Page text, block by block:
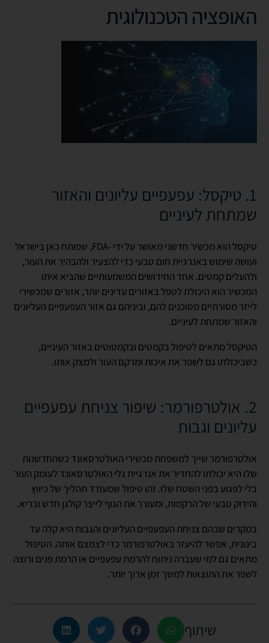
האופציה הטכנולוגית
1. טיקסל: עפעפיים עליונים והאזור
שמתחת לעיניים
טיקסל הוא מכשיר חדשני מאושר על ידי -FDA,
שפותח כאן בישראל
ועושה שימוש באנרגיית חום טבעי כדי להצעיר ולהבהיר את העור,
ולהעלים קמטים. אחד החידושים המשמעותיים שהביא איתו
המכשיר הוא היכולת לטפל באזורים עדינים יותר, אזורים שמכשירי
לייזר מסורתיים מסוכנים להם, וביניהם גם אזור העפעפיים העליונים
והאזור שמתחת לעיניים.
הטיקסל מתאים לטיפול בקמטים ובקמטוטים באזור העיניים,
כשביכולתו גם לשפר את איכות ומרקם העור ולמצק אותו.
2. אולטרפורמר: שיפור צניחת עפעפיים
עליונים וגבות
אולטרפורמר שייך למשפחת מכשירי האולטרסאונד כשהחדשנות
שלו היא יכולתו להחדיר את אנרגיית גלי האולטרסאונד לעומק העור
בלי לפגוע בפני השטח שלו. זהו טיפול שמעודד תהליך של כיווץ
והידוק טבעי של הרקמות, ומעורר את הגוף לייצר קולגן חדש ובריא.
במקרים שבהם צניחת העפעפיים העליונים והגבות היא קלה עד
בינונית, אפשר להיעזר באולטרפורמר כדי לצמצם אותה. הטיפול
מתאים גם למי שעברה ניתוח להרמת עפעפיים או הרמת פנים ורוצה
לשפר את התוצאות למשך זמן ארוך יותר.
שיתוף